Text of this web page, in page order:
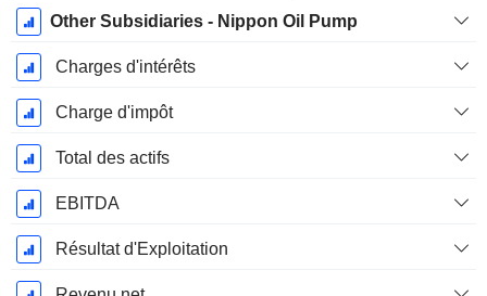
Other Subsidiaries - Nippon Oil Pump
Charges d'intérêts
Charge d'impôt
Total des actifs
EBITDA
Résultat d'Exploitation